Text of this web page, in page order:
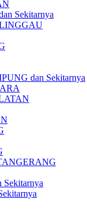
Sekitarnya
dan Sekitarnya